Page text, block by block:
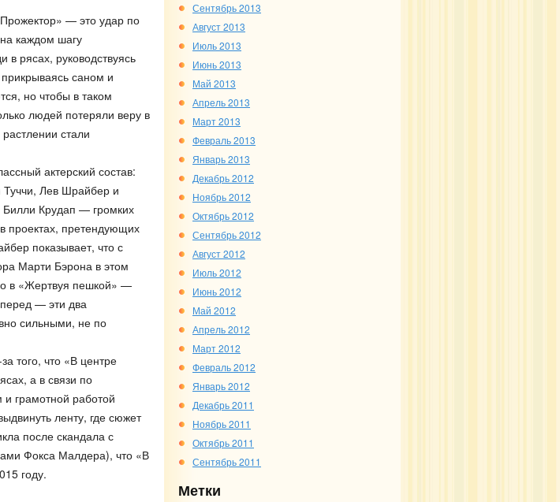
— это удар по
каждом шагу
рясах, руководствуясь
саном и
но чтобы в таком
людей потеряли веру в
стали
актерский состав:
Лев Шрайбер и
Крудап — громких
проектах, претендующих
показывает, что с
Марти Бэрона в этом
в «Жертвуя пешкой» —
— эти два
сильными, не по
того, что «В центре
а в связи по
грамотной работой
ленту, где сюжет
после скандала с
Фокса Малдера), что «В
году.
Сентябрь 2013
Август 2013
Июль 2013
Июнь 2013
Май 2013
Апрель 2013
Март 2013
Февраль 2013
Январь 2013
Декабрь 2012
Ноябрь 2012
Октябрь 2012
Сентябрь 2012
Август 2012
Июль 2012
Июнь 2012
Май 2012
Апрель 2012
Март 2012
Февраль 2012
Январь 2012
Декабрь 2011
Ноябрь 2011
Октябрь 2011
Сентябрь 2011
Метки